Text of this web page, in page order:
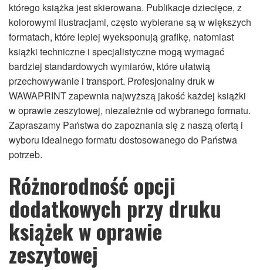
którego książka jest skierowana. Publikacje dziecięce, z
kolorowymi ilustracjami, często wybierane są w większych
formatach, które lepiej wyeksponują grafikę, natomiast
książki techniczne i specjalistyczne mogą wymagać
bardziej standardowych wymiarów, które ułatwią
przechowywanie i transport. Profesjonalny druk w
WAWAPRINT zapewnia najwyższą jakość każdej książki
w oprawie zeszytowej, niezależnie od wybranego formatu.
Zapraszamy Państwa do zapoznania się z naszą ofertą i
wyboru idealnego formatu dostosowanego do Państwa
potrzeb.
Różnorodność opcji
dodatkowych przy druku
książek w oprawie
zeszytowej